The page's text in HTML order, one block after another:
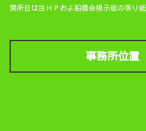
開所日は当ＨＰおよ船橋会掲示板の張り
事務所位置